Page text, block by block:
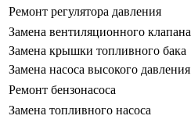
Ремонт регулятора давления
Замена вентиляционного клапана
Замена крышки топливного бака
Замена насоса высокого давления
Ремонт бензонасоса
Замена топливного насоса